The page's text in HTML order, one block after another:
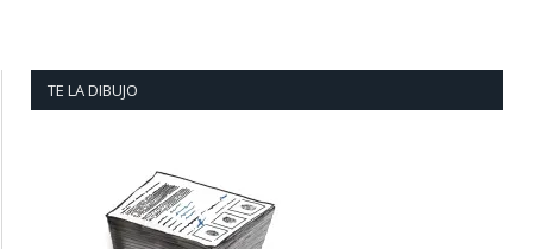
TE LA DIBUJO